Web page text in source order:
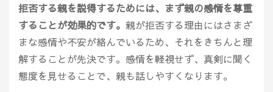
拒否する親を説得するためには、まず親の感情を尊重
することが効果的です。 親が拒否する理由にはさまざ
まな感情や不安が絡んでいるため、それをきちんと理
解することが先決です。感情を軽視せず、真剣に聞く
態度を見せることで、親も話しやすくなります。